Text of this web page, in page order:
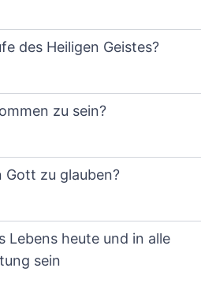
des Heiligen Geistes?
zu sein?
Gott zu glauben?
Lebens heute und in alle
sein